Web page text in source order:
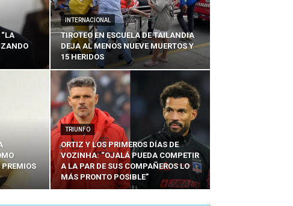
INTERNACIONAL
TIROTEO EN ESCUELA DE TAILANDIA
DEJA AL MENOS NUEVE MUERTOS Y
15 HERIDOS
TRIUNFO
ORTIZ Y LOS PRIMEROS DÍAS DE
VOZINHA: “OJALÁ PUEDA COMPETIR
A LA PAR DE SUS COMPAÑEROS LO
MÁS PRONTO POSIBLE”